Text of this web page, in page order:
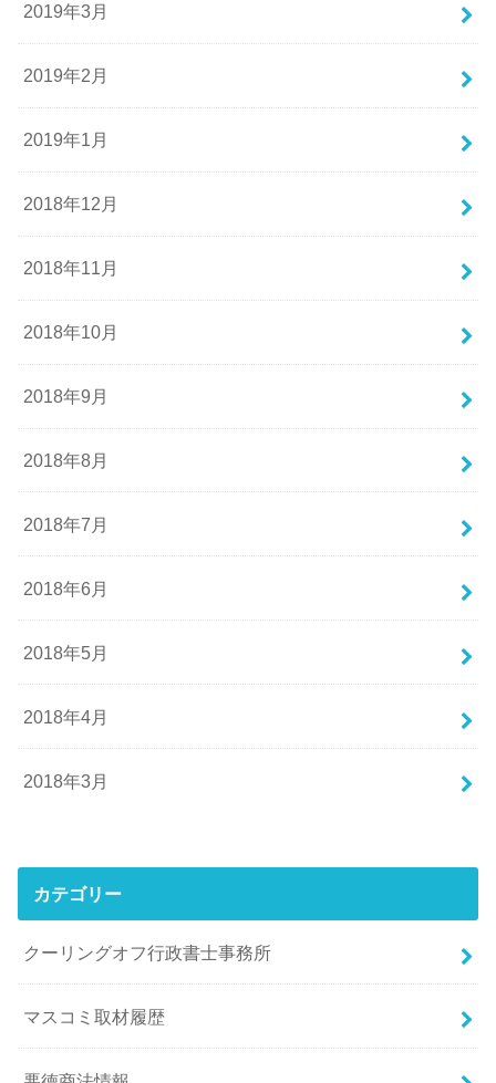
2019年3月
2019年2月
2019年1月
2018年12月
2018年11月
2018年10月
2018年9月
2018年8月
2018年7月
2018年6月
2018年5月
2018年4月
2018年3月
カテゴリー
クーリングオフ行政書士事務所
マスコミ取材履歴